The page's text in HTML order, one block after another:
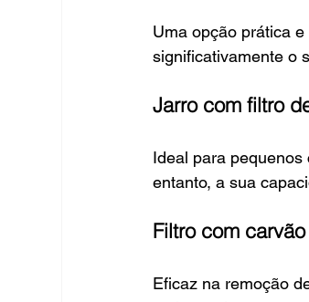
Uma opção prática
significativamente o
Jarro com filtro
Ideal para
entanto, a sua
Filtro com
Eficaz na remoção